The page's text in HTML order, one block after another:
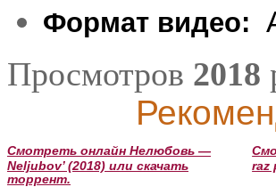
Формат видео:
Просмотров 2018
Смотреть онлайн Нелюбовь —
Neljubov’ (2018) или скачать
торрент.
raz